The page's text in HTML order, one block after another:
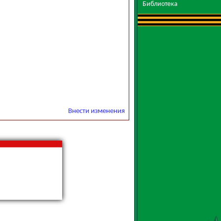
Внести изменения
Библиотека